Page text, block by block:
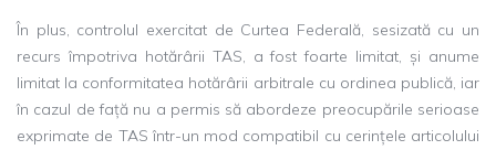
În plus, controlul exercitat de Curtea Federală, sesizată cu un
recurs împotriva hotărârii TAS, a fost foarte limitat, și anume
limitat la conformitatea hotărârii arbitrale cu ordinea publică, iar
în cazul de față nu a permis să abordeze preocupările serioase
exprimate de TAS într-un mod compatibil cu cerințele articolului